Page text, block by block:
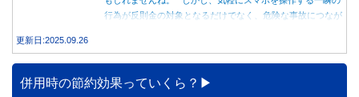
行為が反則金の対象となるだけでなく、危険な事故につなが
更新日:2025.09.26
併用時の節約効果っていくら？